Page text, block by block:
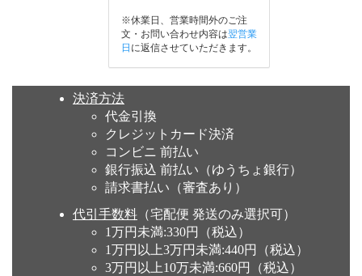
※休業日、営業時間外のご注
文・お問い合わせ内容は翌営業
日 に返信させていただきます。
決済方法
代金引換
クレジットカード決済
コンビニ 前払い
銀行振込 前払い（ゆうちょ銀行）
請求書払い（審査あり）
代引手数料 （宅配便 発送のみ選択可）
1万円未満:330円（税込）
1万円以上3万円未満:440円（税込）
3万円以上10万未満:660円（税込）